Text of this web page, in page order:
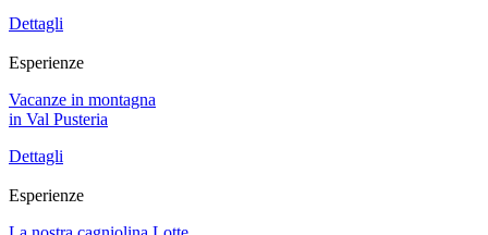
Dettagli
Esperienze
Vacanze in montagna
in Val Pusteria
Dettagli
Esperienze